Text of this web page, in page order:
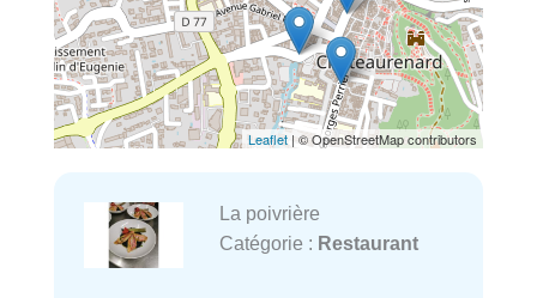
Leaflet| © OpenStreetMap contributors
La poivrière
Catégorie : Restaurant